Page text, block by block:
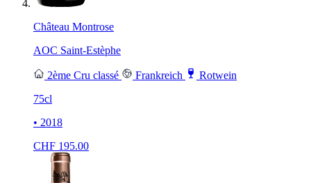
Château Montrose
AOC Saint-Estèphe
2ème Cru classé Frankreich
Rotwein
75cl
• 2018
CHF 195.00